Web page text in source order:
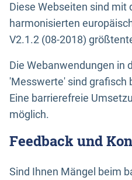
Diese Webseiten sind mit
harmonisierten
V2.1.2 (08-2018)
Die Webanwendungen in
'Messwerte' sind grafisch
Eine barrierefreie
möglich.
Feedback und
Sind Ihnen Mängel beim